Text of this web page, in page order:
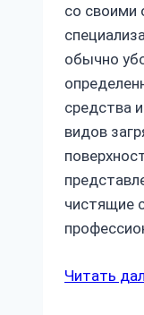
со своими
обычно
средства
видов
чистящие
Читать